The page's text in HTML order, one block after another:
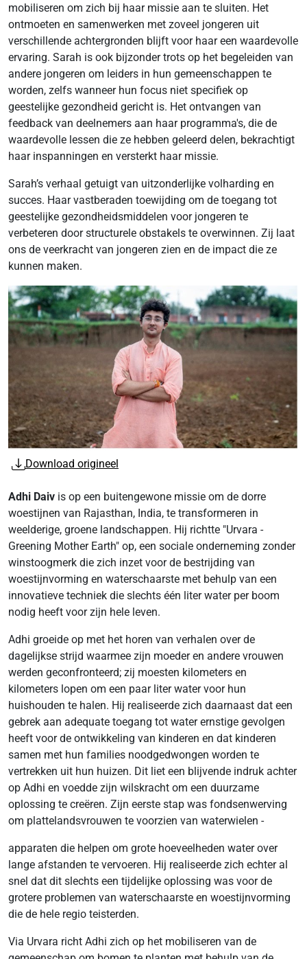
mobiliseren om zich bij haar missie aan te sluiten. Het
ontmoeten en samenwerken met zoveel jongeren uit
verschillende achtergronden blijft voor haar een waardevolle
ervaring. Sarah is ook bijzonder trots op het begeleiden van
andere jongeren om leiders in hun gemeenschappen te
worden, zelfs wanneer hun focus niet specifiek op
geestelijke gezondheid gericht is. Het ontvangen van
feedback van deelnemers aan haar programma's, die de
waardevolle lessen die ze hebben geleerd delen, bekrachtigt
haar inspanningen en versterkt haar missie.
Sarah’s verhaal getuigt van uitzonderlijke volharding en
succes. Haar vastberaden toewijding om de toegang tot
geestelijke gezondheidsmiddelen voor jongeren te
verbeteren door structurele obstakels te overwinnen. Zij laat
ons de veerkracht van jongeren zien en de impact die ze
kunnen maken.
Download origineel
Adhi Daiv is op een buitengewone missie om de dorre
woestijnen van Rajasthan, India, te transformeren in
weelderige, groene landschappen. Hij richtte "Urvara -
Greening Mother Earth" op, een sociale onderneming zonder
winstoogmerk die zich inzet voor de bestrijding van
woestijnvorming en waterschaarste met behulp van een
innovatieve techniek die slechts één liter water per boom
nodig heeft voor zijn hele leven.
Adhi groeide op met het horen van verhalen over de
dagelijkse strijd waarmee zijn moeder en andere vrouwen
werden geconfronteerd; zij moesten kilometers en
kilometers lopen om een paar liter water voor hun
huishouden te halen. Hij realiseerde zich daarnaast dat een
gebrek aan adequate toegang tot water ernstige gevolgen
heeft voor de ontwikkeling van kinderen en dat kinderen
samen met hun families noodgedwongen worden te
vertrekken uit hun huizen. Dit liet een blijvende indruk achter
op Adhi en voedde zijn wilskracht om een duurzame
oplossing te creëren. Zijn eerste stap was fondsenwerving
om plattelandsvrouwen te voorzien van waterwielen -
apparaten die helpen om grote hoeveelheden water over
lange afstanden te vervoeren. Hij realiseerde zich echter al
snel dat dit slechts een tijdelijke oplossing was voor de
grotere problemen van waterschaarste en woestijnvorming
die de hele regio teisterden.
Via Urvara richt Adhi zich op het mobiliseren van de